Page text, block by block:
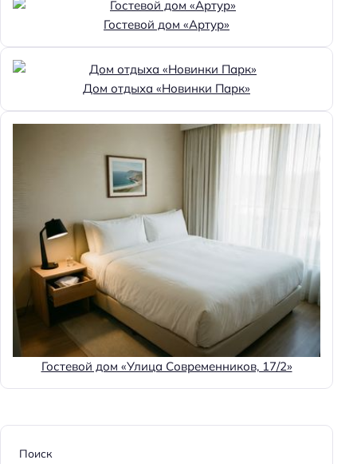
Особенности
Главное
Бассейн
Кондиционер в номере
Пляжная линия: 1-я линия
Гостевой дом «Артур»
Дом отдыха «Новинки Парк»
Гостевой дом «Улица Современников, 17/2»
Поиск